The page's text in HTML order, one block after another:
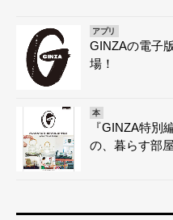
アプリ
GINZAの電子
場！
本
『GINZA特別
の、暮らす部